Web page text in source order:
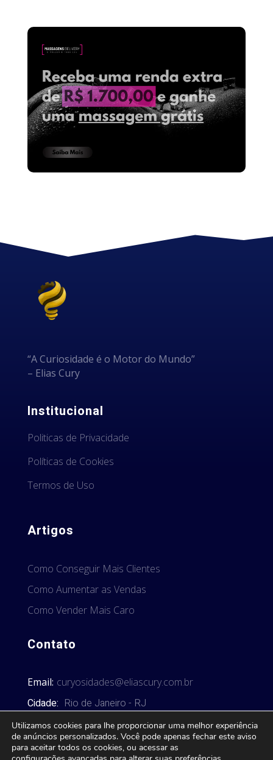
“A Curiosidade é o Motor do Mundo”
– Elias Cury
Institucional
Politicas de Privacidade
Políticas de Cookies
Termos de Uso
Artigos
Como Conseguir Mais Clientes
Como Aumentar as Vendas
Como Vender Mais Caro
Contato
Email: curyosidades@eliascury.com.br
Cidade: Rio de Janeiro - RJ
Utilizamos cookies para lhe proporcionar uma melhor experiência
de anúncios personalizados. Você pode apenas fechar este aviso
para aceitar todos os cookies, ou acessar as